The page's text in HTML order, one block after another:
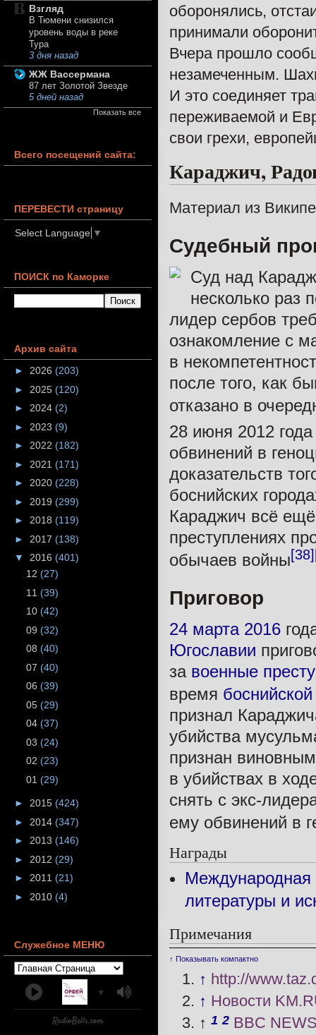
оборонялись,
принимали
Вчера прошло
незамеченным.
И это соединяет
переживаемой и
свои грехи,
Караджич,
Материал из
Судебный
Суд над
несколько раз
лидер сербов
ознакомление с
в
после того, как
отказано в
28 июня 2012
обвинений в
доказательств
боснийских
Караджич всё
преступлениях
обычаев войны[38]
Приговор
24 марта 2016
Югославии
за военные
время
признал
убийства
признан
в убийствах в
снять с экс-
ему обвинений в
Награды
литературы и
Примечания
↑ Показывать компактно
↑ http://
↑ Новости
↑ 1 2 BBC
Взгляд
В Тюмени снизился
уровень воды в реке
Тура
3 дня назад
ЖЖ Вассермана
87 лет Золотой Звезде
5 дней назад
Показать все
Всего посещений сайта:
ПЕРЕВЕСТИ страницу
Select Language ▼
ПОИСК по Каморке
Архив сайта
► 2026 (203)
► 2025 (120)
► 2024 (2)
► 2023 (9)
► 2022 (182)
► 2021 (171)
► 2020 (228)
► 2019 (299)
► 2018 (119)
► 2017 (138)
▼ 2016 (401)
12 (27)
11 (39)
10 (42)
09 (32)
08 (40)
07 (40)
06 (39)
05 (29)
04 (37)
03 (24)
02 (23)
01 (29)
► 2015 (424)
► 2014 (347)
► 2013 (146)
► 2012 (29)
► 2011 (21)
► 2010 (4)
Служебное МЕНЮ
▼